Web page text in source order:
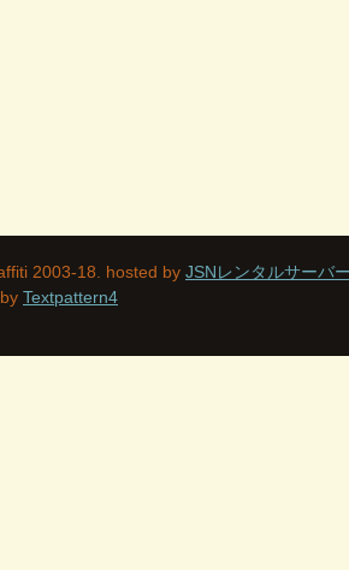
2003-18. hosted by JSNレンタルサーバ
Textpattern4